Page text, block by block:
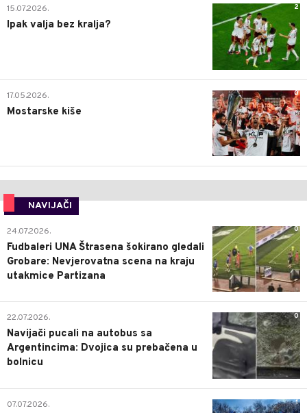
2
15.07.2026.
Ipak valja bez kralja?
0
17.05.2026.
Mostarske kiše
NAVIJAČI
0
24.07.2026.
Fudbaleri UNA Štrasena šokirano gledali
Grobare: Nevjerovatna scena na kraju
utakmice Partizana
0
22.07.2026.
Navijači pucali na autobus sa
Argentincima: Dvojica su prebačena u
bolnicu
1
07.07.2026.